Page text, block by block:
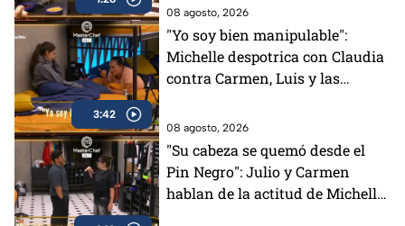
08 agosto, 2026
3:42
"Yo soy bien manipulable":
Michelle despotrica con Claudia
contra Carmen, Luis y las
(VIDEO)
08 agosto, 2026
"Su cabeza se quemó desde el
Pin Negro": Julio y Carmen
hablan de la actitud de Michelle